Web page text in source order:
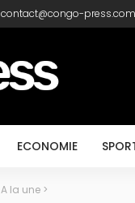
contact@congo-press.com
ECONOMIE
A la une >